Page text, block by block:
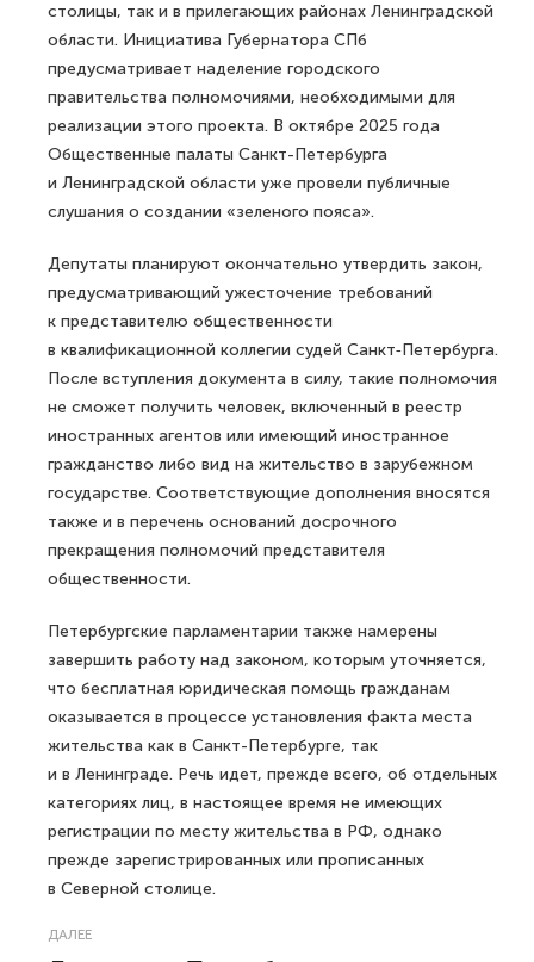
столицы, так и в прилегающих районах Ленинградской
области. Инициатива Губернатора СПб
предусматривает наделение городского
правительства полномочиями, необходимыми для
реализации этого проекта. В октябре 2025 года
Общественные палаты Санкт-Петербурга
и Ленинградской области уже провели публичные
слушания о создании «зеленого пояса».
Депутаты планируют окончательно утвердить закон,
предусматривающий ужесточение требований
к представителю общественности
в квалификационной коллегии судей Санкт‑Петербурга.
После вступления документа в силу, такие полномочия
не сможет получить человек, включенный в реестр
иностранных агентов или имеющий иностранное
гражданство либо вид на жительство в зарубежном
государстве. Соответствующие дополнения вносятся
также и в перечень оснований досрочного
прекращения полномочий представителя
общественности.
Петербургские парламентарии также намерены
завершить работу над законом, которым уточняется,
что бесплатная юридическая помощь гражданам
оказывается в процессе установления факта места
жительства как в Санкт-Петербурге, так
и в Ленинграде. Речь идет, прежде всего, об отдельных
категориях лиц, в настоящее время не имеющих
регистрации по месту жительства в РФ, однако
прежде зарегистрированных или прописанных
в Северной столице.
ДАЛЕЕ